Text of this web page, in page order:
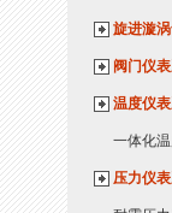
旋进漩
阀门仪
温度仪
一体化
压力仪